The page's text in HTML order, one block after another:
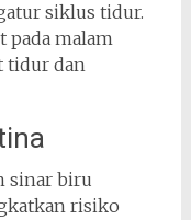
siklus tidur.
pada malam
tidur dan
sinar biru
risiko